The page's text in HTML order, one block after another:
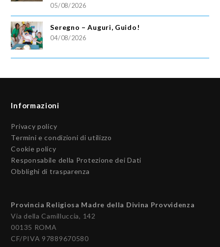
05/08/2026
Seregno – Auguri, Guido!
04/08/2026
Informazioni
Privacy policy
Termini e condizioni di utilizzo
Cookie policy
Responsabile della Protezione dei Dati
Obblighi di trasparenza
Provincia Religiosa Madre della Divina Provvidenza
Via della Camilluccia, 142
00135 ROMA
CF/PIVA 97889670580